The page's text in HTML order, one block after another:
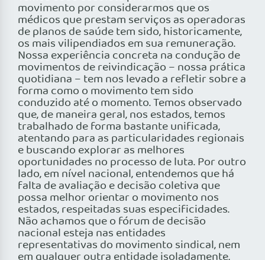
movimento por considerarmos que os
médicos que prestam serviços as operadoras
de planos de saúde tem sido, historicamente,
os mais vilipendiados em sua remuneração.
Nossa experiência concreta na condução de
movimentos de reivindicação – nossa prática
quotidiana – tem nos levado a refletir sobre a
forma como o movimento tem sido
conduzido até o momento. Temos observado
que, de maneira geral, nos estados, temos
trabalhado de forma bastante unificada,
atentando para as particularidades regionais
e buscando explorar as melhores
oportunidades no processo de luta. Por outro
lado, em nível nacional, entendemos que há
falta de avaliação e decisão coletiva que
possa melhor orientar o movimento nos
estados, respeitadas suas especificidades.
Não achamos que o fórum de decisão
nacional esteja nas entidades
representativas do movimento sindical, nem